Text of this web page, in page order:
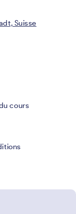
Suisse
cours